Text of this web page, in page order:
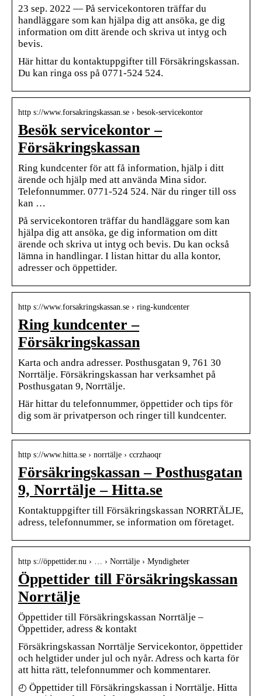
23 sep. 2022 — På servicekontoren träffar du
handläggare som kan hjälpa dig att ansöka, ge dig
information om ditt ärende och skriva ut intyg och
bevis.
Här hittar du kontaktuppgifter till Försäkringskassan.
Du kan ringa oss på 0771-524 524.
http s://www.forsakringskassan.se › besok-servicekontor
Besök servicekontor –
Försäkringskassan
Ring kundcenter för att få information, hjälp i ditt
ärende och hjälp med att använda Mina sidor.
Telefonnummer. 0771‑524 524. När du ringer till oss
kan …
På servicekontoren träffar du handläggare som kan
hjälpa dig att ansöka, ge dig information om ditt
ärende och skriva ut intyg och bevis. Du kan också
lämna in handlingar. I listan hittar du alla kontor,
adresser och öppettider.
http s://www.forsakringskassan.se › ring-kundcenter
Ring kundcenter –
Försäkringskassan
Karta och andra adresser. Posthusgatan 9, 761 30
Norrtälje. Försäkringskassan har verksamhet på
Posthusgatan 9, Norrtälje.
Här hittar du telefonnummer, öppettider och tips för
dig som är privatperson och ringer till kundcenter.
http s://www.hitta.se › norrtälje › ccrzhaoqr
Försäkringskassan – Posthusgatan
9, Norrtälje – Hitta.se
Kontaktuppgifter till Försäkringskassan NORRTÄLJE,
adress, telefonnummer, se information om företaget.
http s://öppettider.nu › … › Norrtälje › Myndigheter
Öppettider till Försäkringskassan
Norrtälje
Öppettider till Försäkringskassan Norrtälje –
Öppettider, adress & kontakt
Försäkringskassan Norrtälje Servicekontor, öppettider
och helgtider under jul och nyår. Adress och karta för
att hitta rätt, telefonnummer och kommentarer.
◴ Öppettider till Försäkringskassan i Norrtälje. Hitta